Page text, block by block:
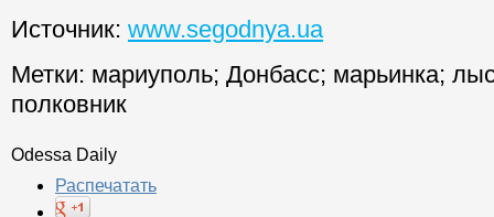
Источник: www.segodnya.ua
Метки: мариуполь; Донбасс; марьинка;
полковник
Odessa Daily
Распечатать